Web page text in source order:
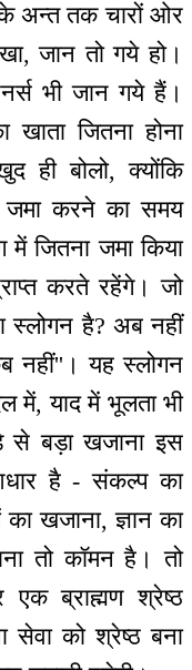
के अन्त तक चारों ओर
जान तो गये हो।
भी जान गये हैं।
जितना होना
ही बोलो, क्योंकि
जमा करने का समय
जितना जमा किया
करते रहेंगे। जो
है? अब नहीं
नहीं''। यह स्लोगन
में, याद में भूलता भी
से बड़ा खजाना इस
है - संकल्प का
खजाना, ज्ञान का
तो कॉमन है। तो
एक ब्राह्मण श्रेष्ठ
सेवा को श्रेष्ठ बना